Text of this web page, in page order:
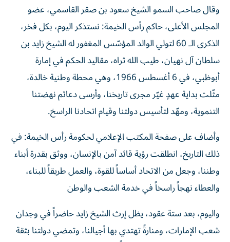
وقال صاحب السمو الشيخ سعود بن صقر القاسمي، عضو
المجلس الأعلى، حاكم رأس الخيمة: نستذكر اليوم، بكل فخر،
الذكرى الـ 60 لتولي الوالد المؤسّس المغفور له الشيخ زايد بن
سلطان آل نهيان، طيب الله ثراه، مقاليد الحكم في إمارة
أبوظبي، في 6 أغسطس 1966، وهي محطة وطنية خالدة،
مثّلت بداية عهدٍ غيّر مجرى تاريخنا، وأرسى دعائم نهضتنا
التنموية، ومهّد لتأسيس دولتنا وقيام اتحادنا الراسخ.
وأضاف على صفحة المكتب الإعلامي لحكومة رأس الخيمة: في
ذلك التاريخ، انطلقت رؤية قائد آمن بالإنسان، ووثق بقدرة أبناء
وطننا، وجعل من الاتحاد أساساً للقوة، والعمل طريقاً للبناء،
والعطاء نهجاً راسخاً في خدمة الشعب والوطن
واليوم، بعد ستة عقود، يظل إرث الشيخ زايد حاضراً في وجدان
شعب الإمارات، ومنارةً تهتدي بها أجيالنا، وتمضي دولتنا بثقة